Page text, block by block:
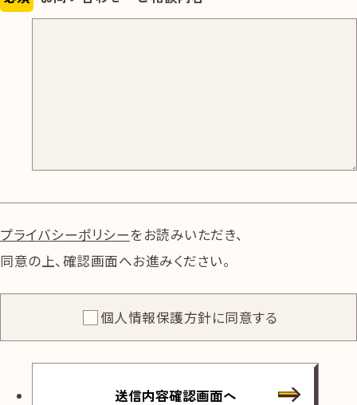
プライバシーポリシーをお読みいただき、
同意の上、確認画面へお進みください。
個人情報保護方針に同意する
送信内容確認画面へ